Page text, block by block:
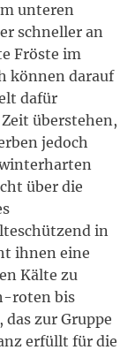
unteren
schneller an
Fröste im
können darauf
dafür
überstehen,
jedoch
winterharten
über die
in
ihnen eine
Kälte zu
roten bis
zur Gruppe
erfüllt für die